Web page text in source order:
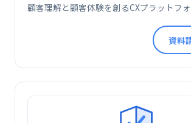
顧客理解と顧客体験を創るCXプラットフォ
資料